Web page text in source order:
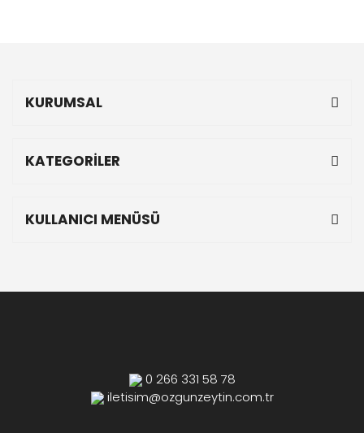
KURUMSAL
KATEGORİLER
KULLANICI MENÜSÜ
0 266 331 58 78
iletisim@ozgunzeytin.com.tr